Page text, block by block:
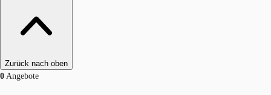
Zurück nach oben
0 Angebote